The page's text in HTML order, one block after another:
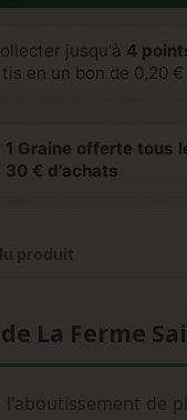
jusqu'à 4
en un bon de 0,20 €
1 Graine offerte tous
30 € d'achats
La Ferme
de